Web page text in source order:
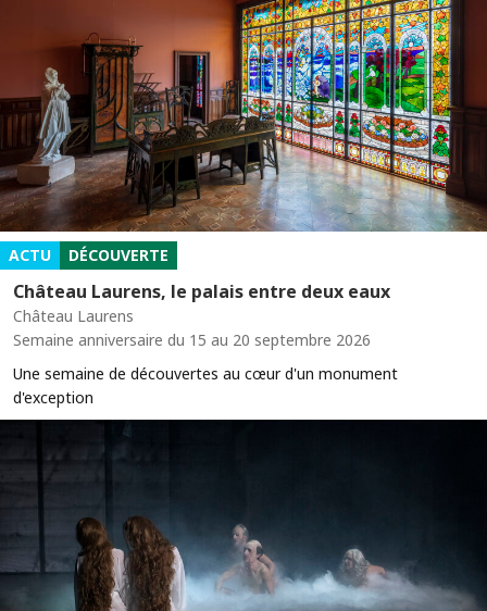
ACTU DÉCOUVERTE
Château Laurens, le palais entre deux eaux
Château Laurens
Semaine anniversaire du 15 au 20 septembre 2026
Une semaine de découvertes au cœur d'un monument
d'exception